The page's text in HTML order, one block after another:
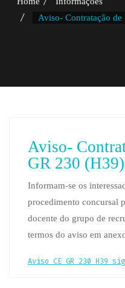
Aviso- Contratação
Aviso-
GR 230 (H39)
Informam-se os
procedimento concursal
docente do grupo de
termos do aviso em